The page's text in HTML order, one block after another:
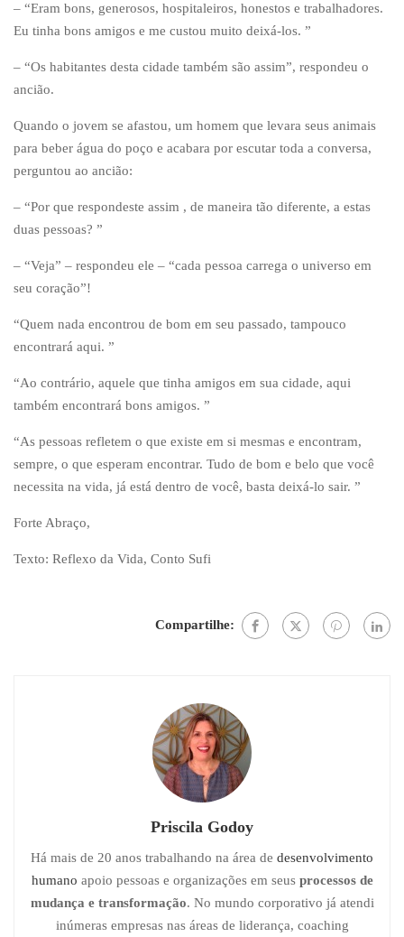
– “Eram bons, generosos, hospitaleiros, honestos e trabalhadores.
Eu tinha bons amigos e me custou muito deixá-los. ”
– “Os habitantes desta cidade também são assim”, respondeu o
ancião.
Quando o jovem se afastou, um homem que levara seus animais
para beber água do poço e acabara por escutar toda a conversa,
perguntou ao ancião:
– “Por que respondeste assim , de maneira tão diferente, a estas
duas pessoas? ”
– “Veja” – respondeu ele – “cada pessoa carrega o universo em
seu coração”!
“Quem nada encontrou de bom em seu passado, tampouco
encontrará aqui. ”
“Ao contrário, aquele que tinha amigos em sua cidade, aqui
também encontrará bons amigos. ”
“As pessoas refletem o que existe em si mesmas e encontram,
sempre, o que esperam encontrar. Tudo de bom e belo que você
necessita na vida, já está dentro de você, basta deixá-lo sair. ”
Forte Abraço,
Texto: Reflexo da Vida, Conto Sufi
Compartilhe:
Priscila Godoy
Há mais de 20 anos trabalhando na área de desenvolvimento
humano apoio pessoas e organizações em seus processos de
mudança e transformação. No mundo corporativo já atendi
inúmeras empresas nas áreas de liderança, coaching